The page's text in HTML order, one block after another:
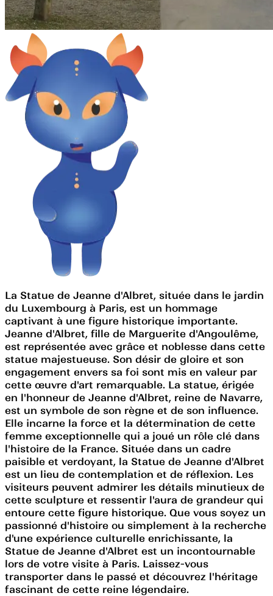
La Statue de Jeanne d'Albret, située dans le jardin
du Luxembourg à Paris, est un hommage
captivant à une figure historique importante.
Jeanne d'Albret, fille de Marguerite d'Angoulême,
est représentée avec grâce et noblesse dans cette
statue majestueuse. Son désir de gloire et son
engagement envers sa foi sont mis en valeur par
cette œuvre d'art remarquable. La statue, érigée
en l'honneur de Jeanne d'Albret, reine de Navarre,
est un symbole de son règne et de son influence.
Elle incarne la force et la détermination de cette
femme exceptionnelle qui a joué un rôle clé dans
l'histoire de la France. Située dans un cadre
paisible et verdoyant, la Statue de Jeanne d'Albret
est un lieu de contemplation et de réflexion. Les
visiteurs peuvent admirer les détails minutieux de
cette sculpture et ressentir l'aura de grandeur qui
entoure cette figure historique. Que vous soyez un
passionné d'histoire ou simplement à la recherche
d'une expérience culturelle enrichissante, la
Statue de Jeanne d'Albret est un incontournable
lors de votre visite à Paris. Laissez-vous
transporter dans le passé et découvrez l'héritage
fascinant de cette reine légendaire.